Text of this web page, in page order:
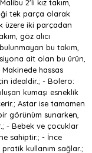
2'li kız takım,
tek parça olarak
üzere iki parçadan
göz alıcı
bu takım,
ait olan bu ürün,
hassas
idealdir.; - Bolero:
kumaşı esneklik
Astar ise tamamen
görünüm sunarken,
- Bebek ve çocuklar
sahiptir.; - İnce
pratik kullanım sağlar.;